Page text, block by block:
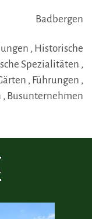
Badbergen
, Historische
Spezialitäten ,
, Führungen ,
Busunternehmen